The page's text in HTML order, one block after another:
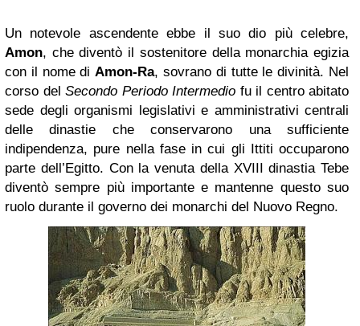
Un notevole ascendente ebbe il suo dio più celebre,
Amon, che diventò il sostenitore della monarchia egizia
con il nome diAmon-Ra, sovrano di tutte le divinità. Nel
corso del Secondo Periodo Intermedio fu il centro abitato
sede degli organismi legislativi e amministrativi centrali
delle dinastie che conservarono una sufficiente
indipendenza, pure nella fase in cui gli Ittiti occuparono
parte dell’Egitto. Con la venuta della XVIII dinastia Tebe
diventò sempre più importante e mantenne questo suo
ruolo durante il governo dei monarchi del Nuovo Regno.